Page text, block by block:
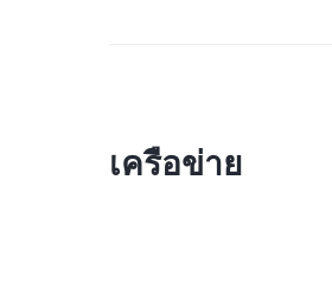
เครือข่าย